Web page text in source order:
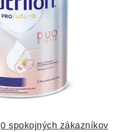
0 spokojných zákazníkov